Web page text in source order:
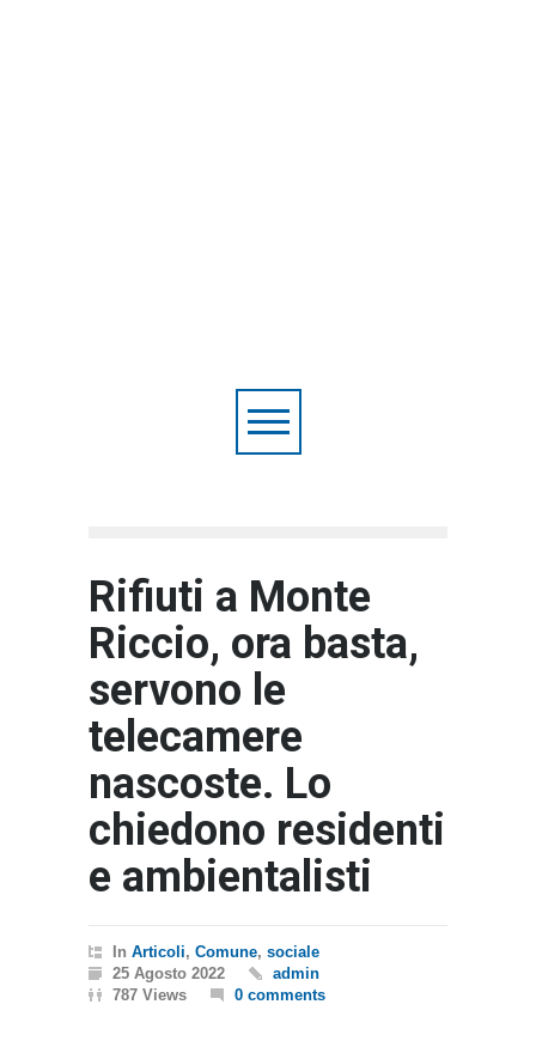
Rifiuti a Monte
Riccio, ora basta,
servono le
telecamere
nascoste. Lo
chiedono residenti
e ambientalisti
In Articoli, Comune, sociale
25 Agosto 2022
admin
787 Views
0 comments